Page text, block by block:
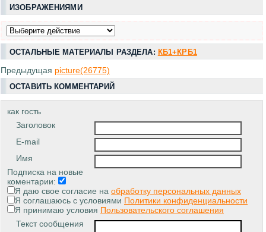
ИЗОБРАЖЕНИЯМИ
ОСТАЛЬНЫЕ МАТЕРИАЛЫ РАЗДЕЛА: КБ1+КРБ1
Предыдущая picture(26775)
ОСТАВИТЬ КОММЕНТАРИЙ
как гость
Заголовок
E-mail
Имя
Подписка на новые
коментарии:
Я даю свое согласие на обработку персональных данных
Я соглашаюсь с условиями Политики конфиденциальности
Я принимаю условия Пользовательского соглашения
Текст сообщения